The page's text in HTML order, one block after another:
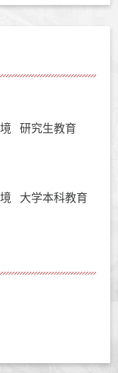
研究生教育
大学本科教育